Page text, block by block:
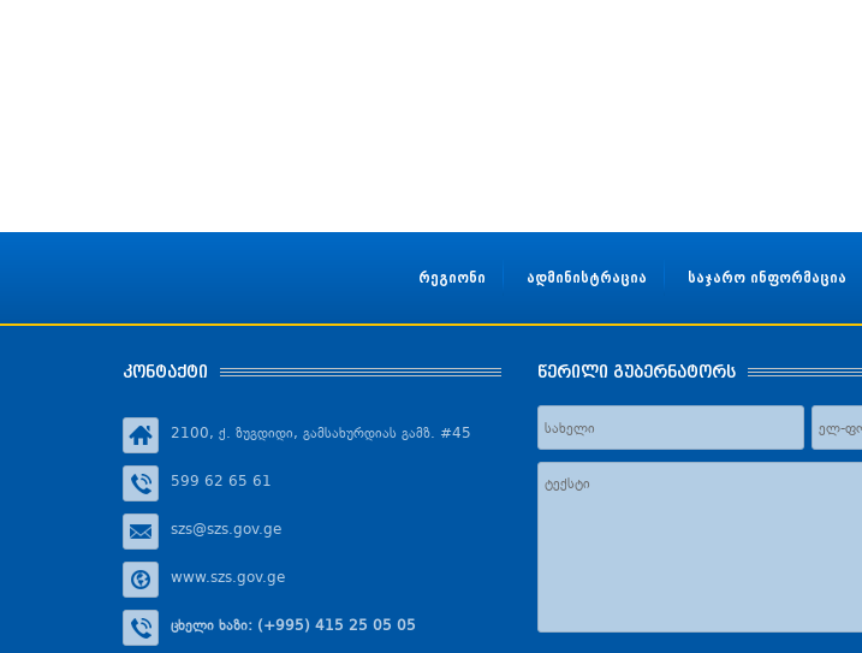
რეგიონი ადმინისტრაცია საჯარო ინფორმაცია
კონტაქტი
2100, ქ. ზუგდიდი, გამსახურდიას გამზ. #45
599 62 65 61
szs@szs.gov.ge
www.szs.gov.ge
ცხელი ხაზი: (+995) 415 25 05 05
წერილი გუბერნატორს